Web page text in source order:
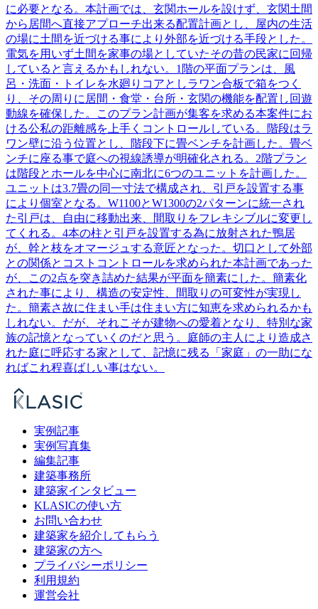
に必要となる。本計画では、玄関ホールを設けず、玄関土間
から居間へ直接アプローチ出来る配置計画とし、屋内の生活
の場に土間を近づける事により外部を近づける手段とした。
電気を用いず土間を家事の場としていたその昔の民家に回帰
していると言えるかもしれない。1階の平面プランは、風
呂・洗面・トイレを水廻りコアとしラワン合板で箱をつく
り、その周りに居間・食堂・台所・玄関の機能を配置し回遊
動線を確保した。このプラン計画が集客を求める本案件にお
ける公私の距離感を上手くコントロールしている。階段はラ
ワン壁に沿う位置とし、階段下に畳ベンチを計画した。畳ベ
ンチに座る事で庭への視線誘導が明確化される。2階プラン
は階段とホールを中心に南北に6つのユニットを計画した。
ユニットは3.7畳の同一寸法で構成され、引戸を設置する事
により個室となる。W1100とW1300の2パターンに統一され
た引戸は、自由に移動出来、間取りをフレキシブルに変更し
てくれる。4本の柱と引戸を設置する為に放射された鴨居
が、幹と枝をオマージュする意匠となった。切口として外部
との関係とコストコントロールを求められた本計画であった
が、この2点を突き詰めた結果が平面を簡素にした。簡素化
された事により、構造の安定性、間取りの可変性が実現し
た。簡素さ故に住まい手は住まい方に知恵を求められるかも
しれない。だが、それこそが建物への愛着となり、特別な家
族の記憶となっていくのだと思う。庭師の主人により造成さ
れた庭に呼応する家として、記憶に残る「家庭」の一助にな
ればこれ程喜ばしい事はない。
実例記事
実例写真集
編集記事
建築事務所
建築家インタビュー
KLASICの使い方
お問い合わせ
建築家を紹介してもらう
建築家の方へ
プライバシーポリシー
利用規約
運営会社